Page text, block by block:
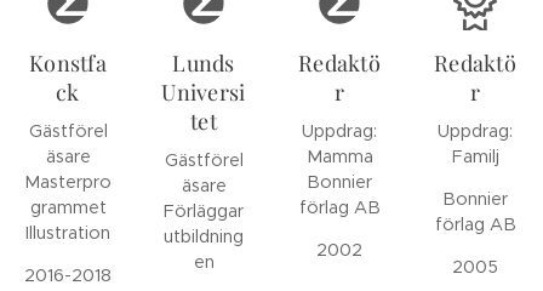
Konstfa
ck
Gästförel
äsare
Masterpro
grammet
Illustration
2016-2018
Lunds
Universi
tet
Gästförel
äsare
Förläggar
utbildning
en
Redaktö
r
Uppdrag:
Mamma
Bonnier
förlag AB
2002
Redaktö
r
Uppdrag:
Familj
Bonnier
förlag AB
2005